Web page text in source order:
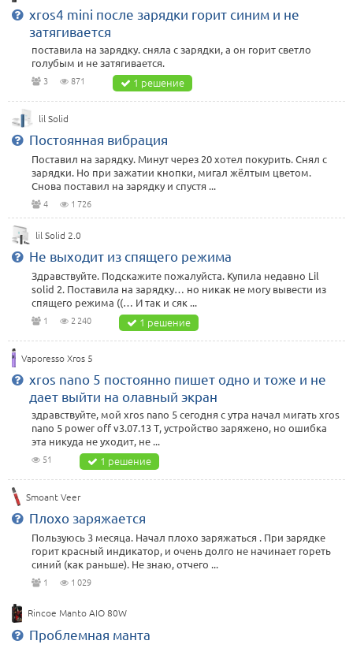
xros4 mini после зарядки горит синим и не
затягивается
поставила на зарядку. сняла с зарядки, а он горит светло
голубым и не затягивается.
3 871 1 решение
lil Solid
Постоянная вибрация
Поставил на зарядку. Минут через 20 хотел покурить. Снял с
зарядки. Но при зажатии кнопки, мигал жёлтым цветом.
Снова поставил на зарядку и спустя ...
4 1 726
lil Solid 2.0
Не выходит из спящего режима
Здравствуйте. Подскажите пожалуйста. Купила недавно Lil
solid 2. Поставила на зарядку… но никак не могу вывести из
спящего режима ((… И так и сяк ...
1 2 240 1 решение
Vaporesso Xros 5
xros nano 5 постоянно пишет одно и тоже и не
дает выйти на олавный экран
здравствуйте, мой xros nano 5 сегодня с утра начал мигать xros
nano 5 power off v3.07.13 Т, устройство заряжено, но ошибка
эта никуда не уходит, не ...
51 1 решение
Smoant Veer
Плохо заряжается
Пользуюсь 3 месяца. Начал плохо заряжаться . При зарядке
горит красный индикатор, и очень долго не начинает гореть
синий (как раньше). Не знаю, отчего ...
1 1 029
Rincoe Manto AIO 80W
Проблемная манта